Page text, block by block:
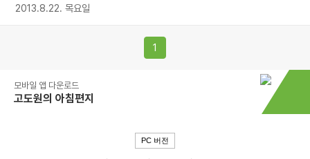
2013.8.22. 목요일
1
모바일 앱 다운로드
고도원의 아침편지
PC 버전